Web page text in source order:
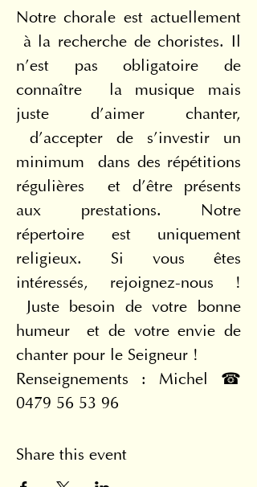
Notre chorale est actuellement
à la recherche de choristes. Il
n’est pas obligatoire de
connaître  la musique mais
juste d’aimer chanter,
d’accepter de s’investir un
minimum  dans des répétitions
régulières  et d’être présents
aux prestations. Notre
répertoire est uniquement
religieux. Si vous êtes
intéressés, rejoignez-nous !
Juste besoin de votre bonne
humeur  et de votre envie de
chanter pour le Seigneur !
Renseignements : Michel ☎
0479 56 53 96
Share this event